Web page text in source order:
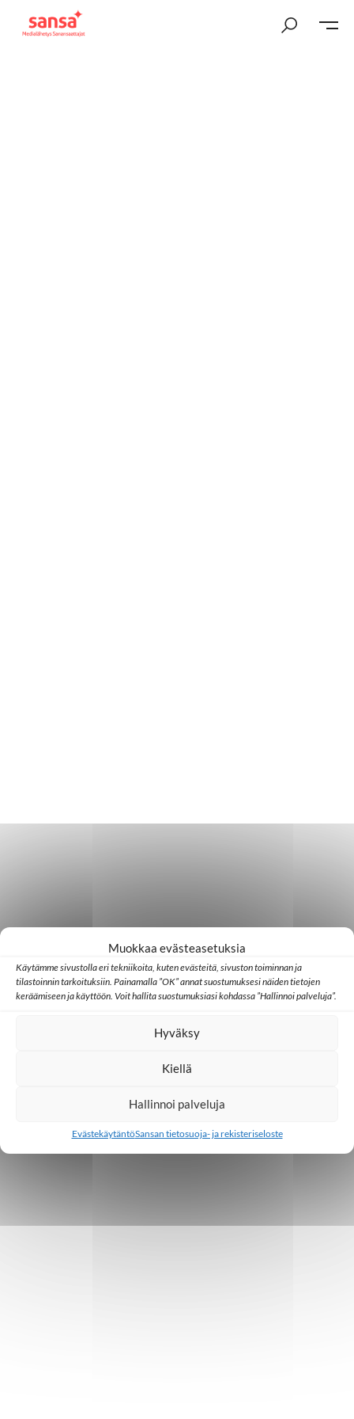
Muokkaa evästeasetuksia
Käytämme sivustolla eri tekniikoita, kuten evästeitä, sivuston toiminnan ja
tilastoinnin tarkoituksiin. Painamalla ”OK” annat suostumuksesi näiden tietojen
keräämiseen ja käyttöön. Voit hallita suostumuksiasi kohdassa ”Hallinnoi palveluja”.
Hyväksy
Kiellä
Hallinnoi palveluja
EvästekäytäntöSansan tietosuoja- ja rekisteriseloste